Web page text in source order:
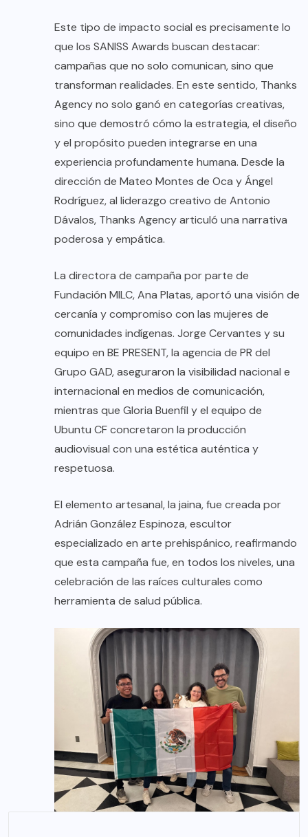
Este tipo de impacto social es precisamente lo
que los SANISS Awards buscan destacar:
campañas que no solo comunican, sino que
transforman realidades. En este sentido, Thanks
Agency no solo ganó en categorías creativas,
sino que demostró cómo la estrategia, el diseño
y el propósito pueden integrarse en una
experiencia profundamente humana. Desde la
dirección de Mateo Montes de Oca y Ángel
Rodríguez, al liderazgo creativo de Antonio
Dávalos, Thanks Agency articuló una narrativa
poderosa y empática.
La directora de campaña por parte de
Fundación MILC, Ana Platas, aportó una visión de
cercanía y compromiso con las mujeres de
comunidades indígenas. Jorge Cervantes y su
equipo en BE PRESENT, la agencia de PR del
Grupo GAD, aseguraron la visibilidad nacional e
internacional en medios de comunicación,
mientras que Gloria Buenfil y el equipo de
Ubuntu CF concretaron la producción
audiovisual con una estética auténtica y
respetuosa.
El elemento artesanal, la jaina, fue creada por
Adrián González Espinoza, escultor
especializado en arte prehispánico, reafirmando
que esta campaña fue, en todos los niveles, una
celebración de las raíces culturales como
herramienta de salud pública.